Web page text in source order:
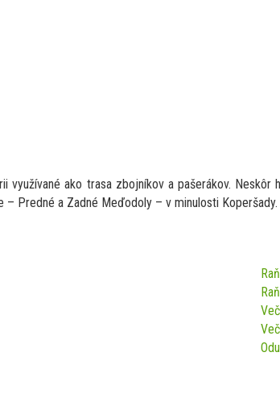
ako trasa zbojníkov a pašerákov. Neskôr
Predné a Zadné Meďodoly – v minulosti Koperšady.